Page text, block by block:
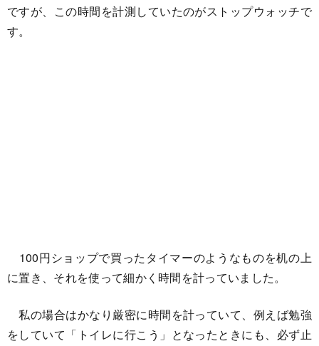
ですが、この時間を計測していたのがストップウォッチで
す。
100円ショップで買ったタイマーのようなものを机の上
に置き、それを使って細かく時間を計っていました。
私の場合はかなり厳密に時間を計っていて、例えば勉強
をしていて「トイレに行こう」となったときにも、必ず止